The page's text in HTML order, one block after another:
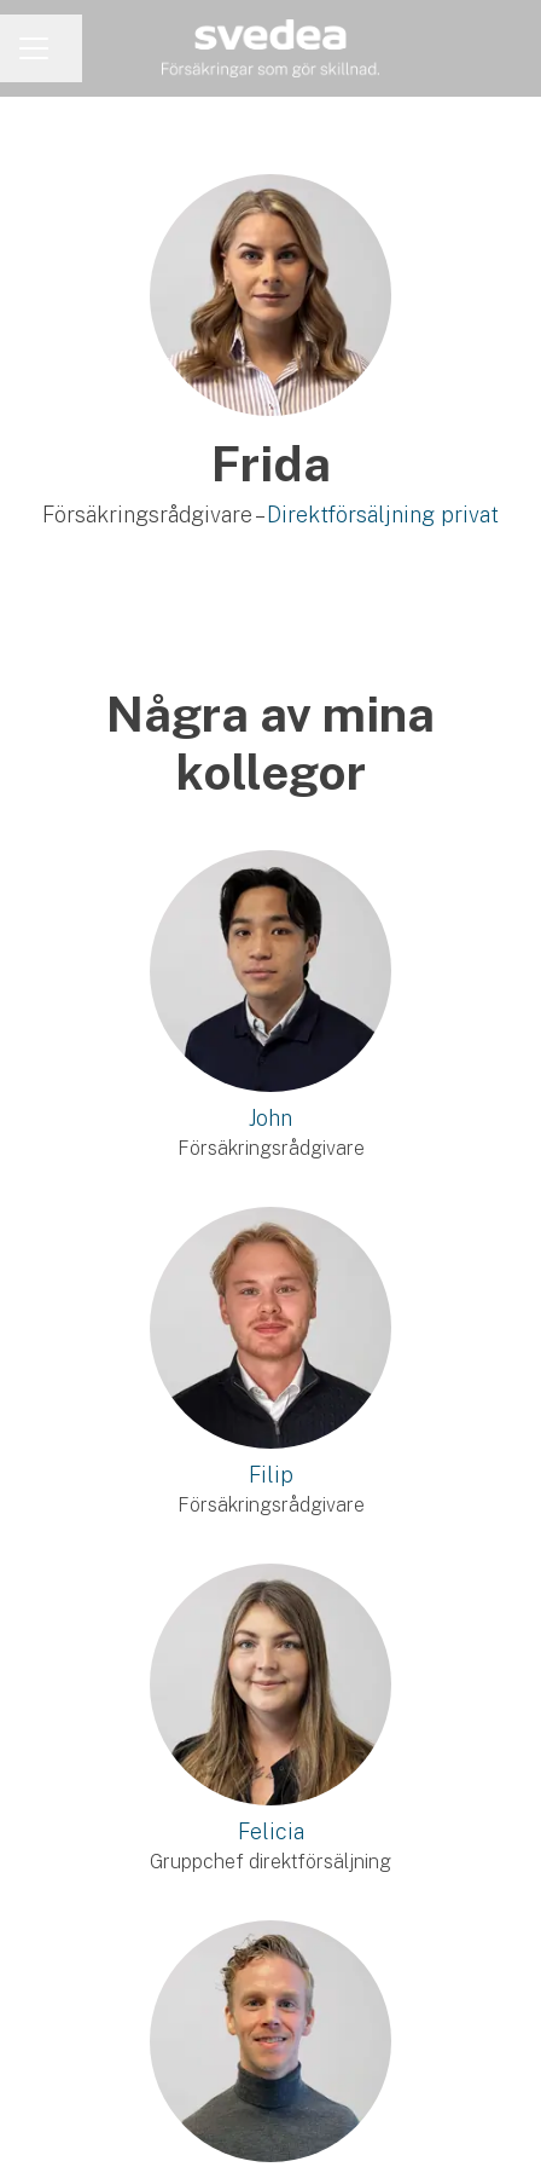
Frida
Försäkringsrådgivare – Direktförsäljning privat
Några av mina
kollegor
John
Försäkringsrådgivare
Filip
Försäkringsrådgivare
Felicia
Gruppchef direktförsäljning